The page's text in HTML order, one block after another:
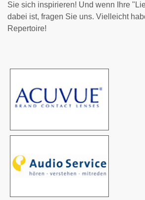
Sie sich inspirieren! Und wenn Ihre
dabei ist, fragen Sie uns. Vielleicht
Repertoire!